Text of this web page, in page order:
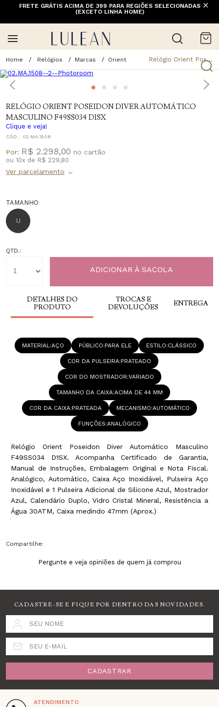
FRETE GRÁTIS ACIMA DE 399 PARA REGIÕES SELECIONADAS
(EXCETO LINHA HOME)
Relógios Marcas Orient Relógio Orient Poseidon Diver Automático Masculino F49ss034 D1sx
RELÓGIO ORIENT POSEIDON DIVER AUTOMÁTICO
MASCULINO F49SS034 D1SX
Clique e veja!
CÓD.: 02.MA.1508
Por: R$ 2.298,00
ou 10x de R$ 229,80
TAMANHO
U
QTD.:
DETALHES DO
PRODUTO
TROCAS E
DEVOLUÇÕES
ENTREGA
Relógio Orient Poseidon Diver Automático Masculino
F49SS034 D1SX. Acompanha Certificado de Garantia,
Manual de Instruções, Embalagem Original e Nota Fiscal.
Analógico, Automático, Caixa Aço Inoxidável, Pulseira Aço
Inoxidável e 1 Pulseira Adicional de Silicone Azul, Mostrador
Azul, Calendário Duplo, Vidro Cristal Mineral, Resistência a
Água 30ATM, Caixa medindo 47mm (Aprox.)
MATERIAL AÇO PÚBLICO PARA ELE ESTILO CLÁSSICO
COR DA PULSEIRA PRATEADO
COR DO MOSTRADOR VARIADO
TAMANHO DA CAIXA ACIMA DE 44 MM
COR DA CAIXA PRATEADA MECANISMO AUTOMÁTICO
FUNÇÕES ANALÓGICO
Compartilhe:
Pergunte e veja opiniões de quem já comprou
CADASTRE-SE E FIQUE POR DENTRO DAS NOVIDADES.
SEU NOME
SEU E-MAIL
CADASTRAR
ATENDIMENTO